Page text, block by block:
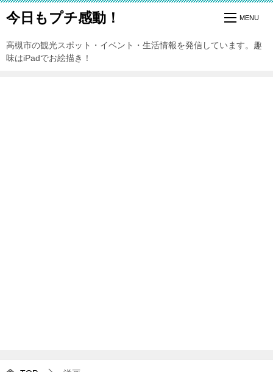
今日もプチ感動！
高槻市の観光スポット・イベント・生活情報を発信しています。趣
味はiPadでお絵描き！